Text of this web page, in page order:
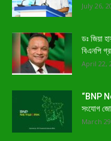
July 26,
ডঃ জিয়া
বিএনপি
April 22,
“BNP
সংযোগ
March